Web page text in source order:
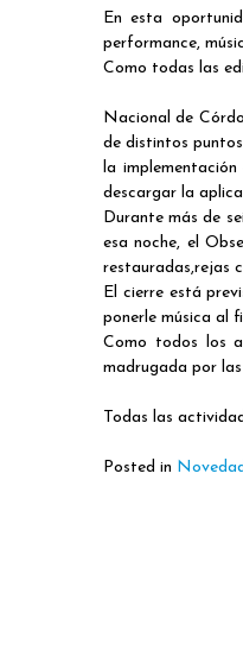
En esta
performance,
Como todas las
Nacional de
de distintos
la
descargar la
Durante más de
esa noche, el
restauradas,rejas
El cierre está
ponerle música al
Como todos los
madrugada por
Todas las
Posted in